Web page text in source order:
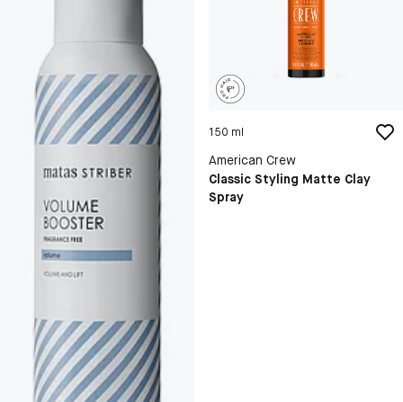
150 ml
American Crew
Classic Styling Matte Clay
Spray